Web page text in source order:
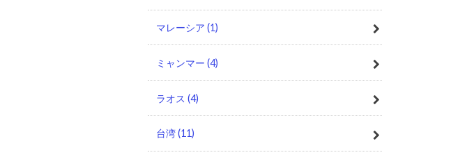
マレーシア (1)
ミャンマー (4)
ラオス (4)
台湾(11)